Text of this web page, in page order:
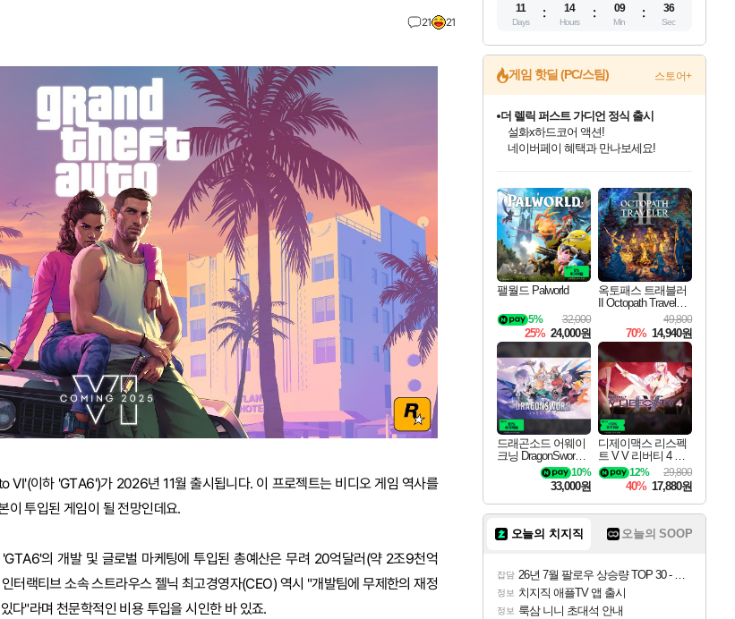
21 21
VI'(이하 'GTA6')가 2026년 11월 출시됩니다. 이 프로젝트는 비디오 게임 역사를
이 투입된 게임이 될 전망인데요.
의 개발 및 글로벌 마케팅에 투입된 총예산은 무려 20억달러(약 2조9천억
터랙티브 소속 스트라우스 젤닉 최고경영자(CEO) 역시 "개발팀에 무제한의 재정
다"라며 천문학적인 비용 투입을 시인한 바 있죠.
11
Days
14
Hours
09
Min
35
Sec
게임 핫딜 (PC/스팀) 스토어+
최대 90% 할인가를 만나보세요!
네이버혜택과 함께 만나보세요!
50%할인&추가 적립까지!
네이버 포인트 혜택까지!
이니&베니 혜택까지!
네이버 혜택가와 함께 예약하세요!
할인&네이버혜택으로 만나보세요!
더 렐릭 퍼스트 가디언 정식 출시
설화x하드코어 액션!
네이버페이 혜택과 만나보세요!
40주년 프로모션으로 만나보세요!
할인가에 만나보세요!
일부 에디션 상시 할인!
혜택으로 예약 판매 중
편안하게 충전하세요
팰월드 Palworld
32,000
5%
25% 24,000원
옥토패스 트래블러
II Octopath Traveler I
49,800
70% 14,940원
드래곤소드 어웨이
크닝 DragonSword A
10%
33,000원
디제이맥스 리스펙
트 V V 리버티 4 팩
DJMAX RESPECT
V V Liberty 4 Pack D
29,800
12%
40% 17,880원
오늘의 치지직 오늘의 SOOP
잡담 26년 7월 팔로우 상승량 TOP 30 - 월간 치지직
정보 치지직 애플TV 앱 출시
정보 룩삼 니니 초대석 안내